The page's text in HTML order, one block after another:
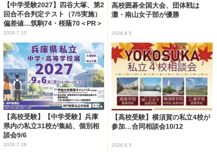
【中学受験2027】四谷大塚、第2
回合不合判定テスト（7/5実施）
偏差値…筑駒74・桜蔭70＜PR＞
2026.7.10
高校囲碁全国大会、団体戦は
灘・南山女子部が優勝
2026.8.5
【高校受験】【中学受験】兵庫
県内の私立31校が集結、個別相
談会9/6
2026.7.28
【高校受験】横須賀の私立4校が
参加…合同相談会10/12
2026.8.5